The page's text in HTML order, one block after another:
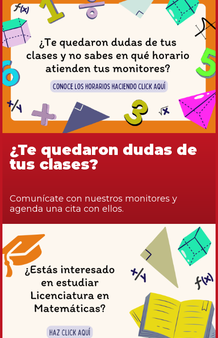
¿Te quedaron dudas de
tus clases?
Comunícate con nuestros monitores y
agenda una cita con ellos.